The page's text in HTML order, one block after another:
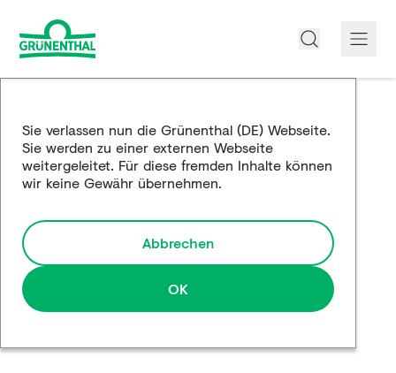
Produkte
Edukation
Forschung und Entwicklung
Partnerschaften
Sie verlassen nun die Grünenthal (DE) Webseite.
Sie werden zu einer externen Webseite
weitergeleitet. Für diese fremden Inhalte können
wir keine Gewähr übernehmen.
Abbrechen
OK